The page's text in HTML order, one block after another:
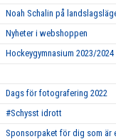
Noah Schalin på
Nyheter i webshoppen
Hockeygymnasium 2023/2024
Dags för fotografering 2022
#Schysst idrott
Sponsorpaket för dig som är